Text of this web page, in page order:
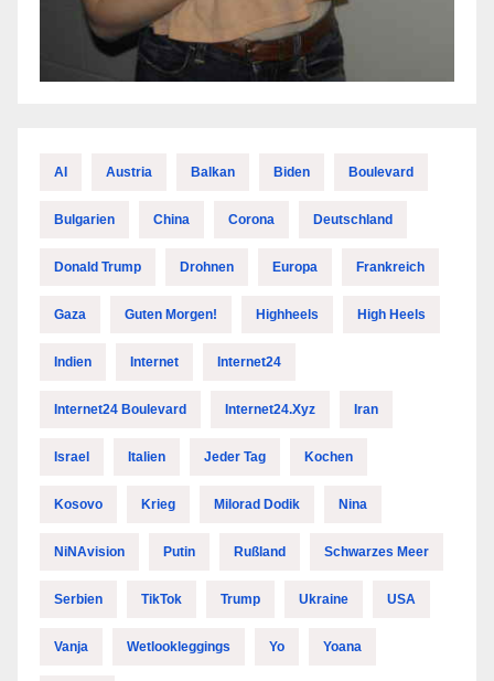
AI Austria Balkan Biden Boulevard
Bulgarien China Corona Deutschland
Donald Trump Drohnen Europa Frankreich
Gaza Guten Morgen! Highheels High Heels
Indien Internet Internet24
Internet24 Boulevard Internet24.xyz Iran
Israel Italien Jeder Tag Kochen
Kosovo Krieg Milorad Dodik Nina
NiNAvision Putin Rußland Schwarzes Meer
Serbien TikTok Trump Ukraine USA
Vanja Wetlookleggings Yo Yoana